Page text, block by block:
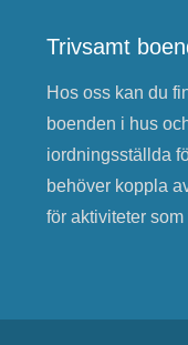
Trivsamt
Hos oss kan du
boenden i hus
iordningsställda
behöver koppla
för aktiviteter